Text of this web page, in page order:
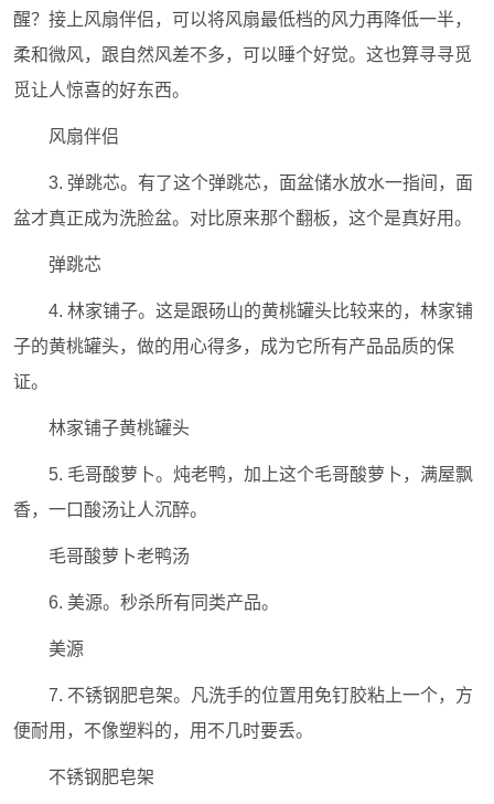
醒？接上风扇伴侣，可以将风扇最低档的风力再降低一半，
柔和微风，跟自然风差不多，可以睡个好觉。这也算寻寻觅
觅让人惊喜的好东西。
风扇伴侣
3. 弹跳芯。有了这个弹跳芯，面盆储水放水一指间，面
盆才真正成为洗脸盆。对比原来那个翻板，这个是真好用。
弹跳芯
4. 林家铺子。这是跟砀山的黄桃罐头比较来的，林家铺
子的黄桃罐头，做的用心得多，成为它所有产品品质的保
证。
林家铺子黄桃罐头
5. 毛哥酸萝卜。炖老鸭，加上这个毛哥酸萝卜，满屋飘
香，一口酸汤让人沉醉。
毛哥酸萝卜老鸭汤
6. 美源。秒杀所有同类产品。
美源
7. 不锈钢肥皂架。凡洗手的位置用免钉胶粘上一个，方
便耐用，不像塑料的，用不几时要丢。
不锈钢肥皂架